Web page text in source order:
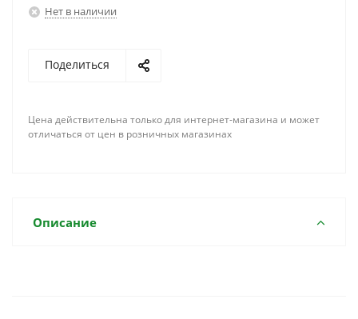
Нет в наличии
Поделиться
Цена действительна только для интернет-магазина и может
отличаться от цен в розничных магазинах
Описание